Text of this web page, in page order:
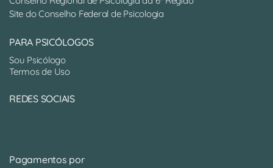
Site do Conselho Federal de Psicologia
PARA PSICÓLOGOS
Sou Psicólogo
Termos de Uso
REDES SOCIAIS
Pagamentos por